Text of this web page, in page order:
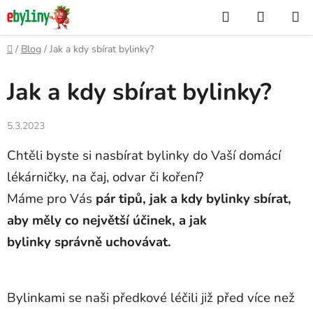
Přejít
na
obsah
Hledat
KOŠÍK
Domů
/ Blog / Jak a kdy sbírat bylinky?
Jak a kdy sbírat bylinky?
5.3.2023
Chtěli byste si nasbírat bylinky do Vaší domácí
lékárničky, na čaj, odvar či koření?
Máme pro Vás pár tipů, jak a kdy bylinky sbírat,
aby měly co největší účinek, a jak
bylinky správně uchovávat.
Bylinkami se naši předkové léčili již před více než